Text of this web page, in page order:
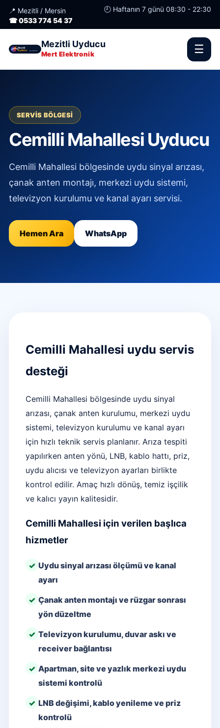
📍 Mezitli / Mersin
🕘 Haftanın 7 günü 08:30 - 22:30
☎ 0533 774 54 37
Mezitli Uyducu
Mert Elektronik ☰
SERVIS BÖLGESI
Cemilli Mahallesi Uyducu
Cemilli Mahallesi bölgesinde uydu sinyal arızası,
çanak anten montajı, merkezi uydu sistemi,
televizyon kurulumu ve kanal ayarı servisi.
Hemen Ara WhatsApp
Cemilli Mahallesi uydu servis
desteği
Cemilli Mahallesi bölgesinde uydu sinyal
arızası, çanak anten kurulumu, merkezi uydu
sistemi, televizyon kurulumu ve kanal ayarı
için hızlı teknik servis planlanır. Arıza tespiti
yapılırken anten yönü, LNB, kablo hattı, priz,
uydu alıcısı ve televizyon ayarları birlikte
kontrol edilir. Amaç hızlı dönüş, temiz işçilik
ve kalıcı yayın kalitesidir.
Cemilli Mahallesi için verilen başlıca
hizmetler
Uydu sinyal arızası ölçümü ve kanal
ayarı
Çanak anten montajı ve rüzgar sonrası
yön düzeltme
Televizyon kurulumu, duvar askı ve
receiver bağlantısı
Apartman, site ve yazlık merkezi uydu
sistemi kontrolü
LNB değişimi, kablo yenileme ve priz
kontrolü